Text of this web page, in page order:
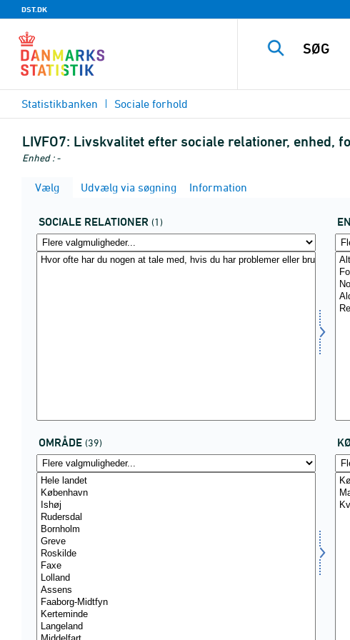
DST.DK
Statistikbanken Sociale forhold
LIVFO7: Livskvalitet efter sociale relationer, enhed,
Enhed : -
Vælg Udvælg via søgning Information
SOCIALE RELATIONER (1)
OMRÅDE (39)